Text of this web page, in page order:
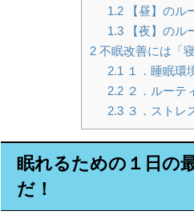
1.2 【昼】のル
1.3 【夜】のル
2不眠改善には「
2.1 １．睡眠環
2.2 ２．ルーテ
2.3 ３．ストレ
眠れるための１日の
だ！